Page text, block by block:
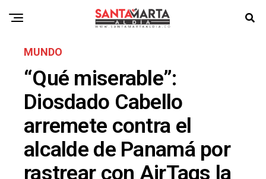
MUNDO
“Qué miserable”:
Diosdado Cabello
arremete contra el
alcalde de Panamá por
rastrear con AirTags la